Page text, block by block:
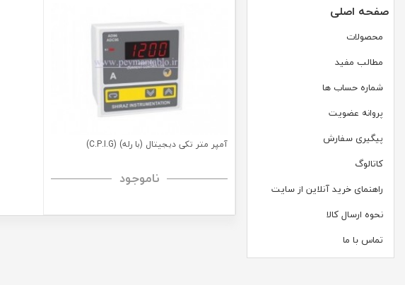
صفحه اصلی
محصولات
مطالب مفید
شماره حساب ها
پروانه عضویت
پیگیری سفارش
کاتالوگ
راهنمای خرید آنلاین از سایت
نحوه ارسال کالا
تماس با ما
آمپر متر تکی دیجیتال (با رله) (C.P.I.G)
ناموجود